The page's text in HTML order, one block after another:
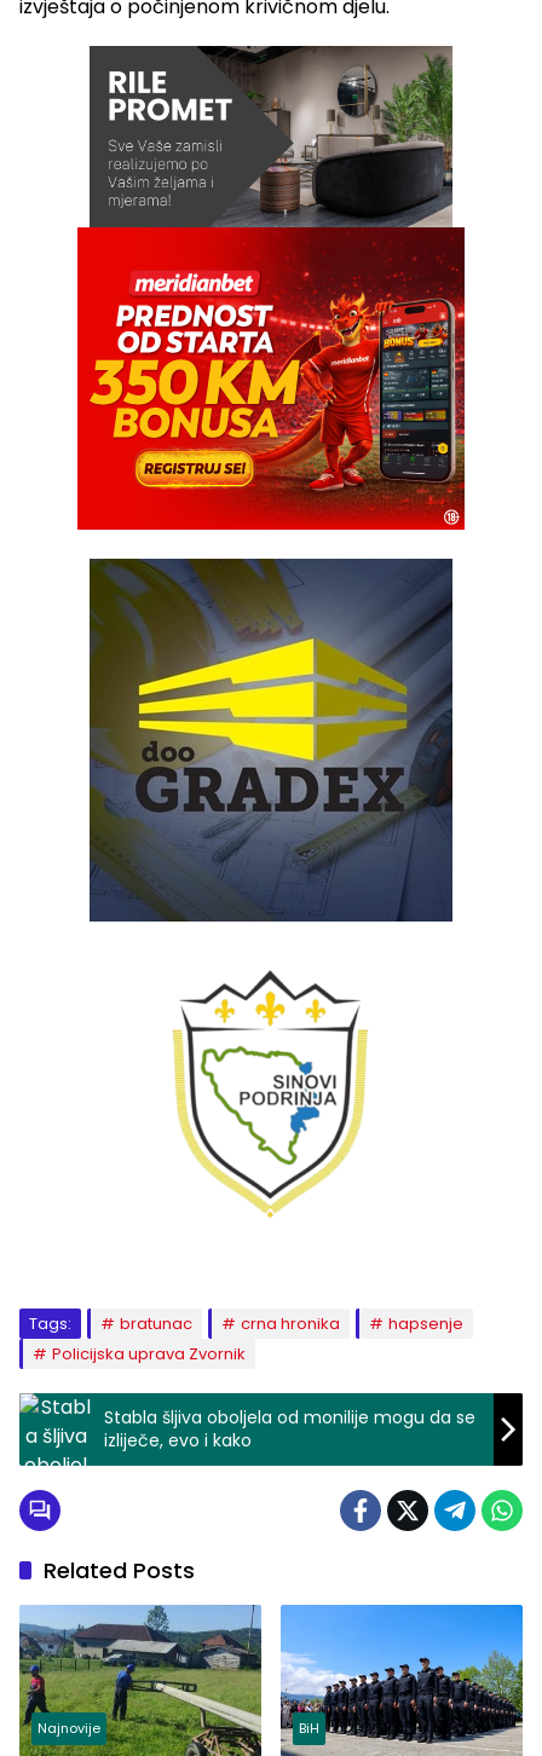
izvještaja o počinjenom krivičnom djelu.
Tags: bratunac crna hronika
hapsenje
Policijska uprava Zvornik
Stabla šljiva oboljela od monilije mogu da se
izliječe, evo i kako
Related Posts
Najnovije BiH